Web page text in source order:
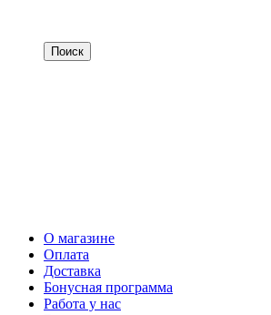
О магазине
Оплата
Доставка
Бонусная программа
Работа у нас